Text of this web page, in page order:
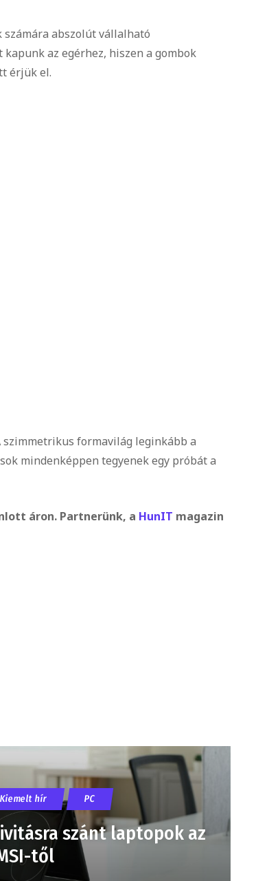
számára abszolút vállalható
az egérhez, hiszen a gombok
érjük el.
szimmetrikus formavilág leginkább a
mindenképpen tegyenek egy próbát a
áron. Partnerünk, a HunIT magazin
Kiemelt hír PC
szánt laptopok az
től